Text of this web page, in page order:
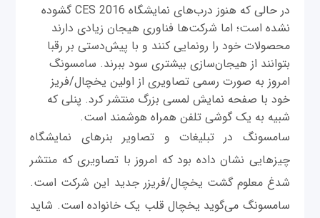
در حالی که هنوز درب‌های نمایشگاه CES 2016 گشوده
نشده است؛ اما شرکت‌ها فناوری هیجان زیادی دارند
محصولات خود را رونمایی کنند و با پیش‌دستی بر رقبا
بتوانند از هیجان‌سازی بیشتری سود ببرند. سامسونگ
امروز به صورت رسمی تصاویری از اولین یخچال/فریز
خود با صفحه نمایش لمسی بزرگ منتشر کرد. پنلی که
شبیه به یک گوشی تلفن همراه هوشمند است.
سامسونگ در تبلیغات و تصاویر بنرهای نمایشگاه
چیزهایی نشان داده بود که امروز با تصاویری که منتشر
شدغ معلوم گشت یخچال/فریزر جدید این شرکت است.
سامسونگ می‌گوید یخچال قلب یک خانواده است. شاید